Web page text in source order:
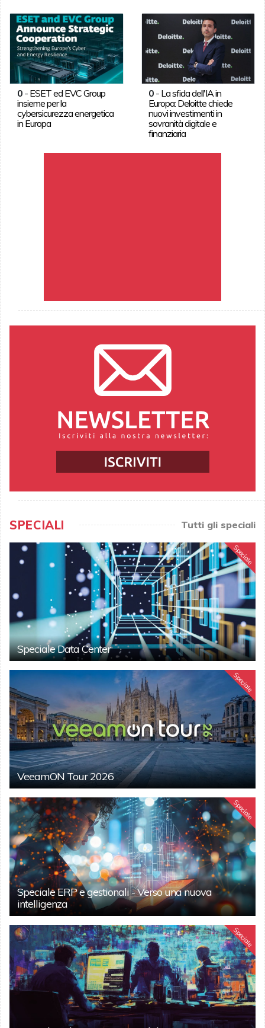
0- ESET ed EVC Group
insieme per la
cybersicurezza energetica
in Europa
0 - La sfida dell'IA in
Europa: Deloitte chiede
nuovi investimenti in
sovranità digitale e
finanziaria
SPECIALI Tutti gli speciali
Speciale
Speciale Data Center
Speciale
VeeamON Tour 2026
Speciale
Speciale ERP e gestionali - Verso una nuova
intelligenza
Speciale